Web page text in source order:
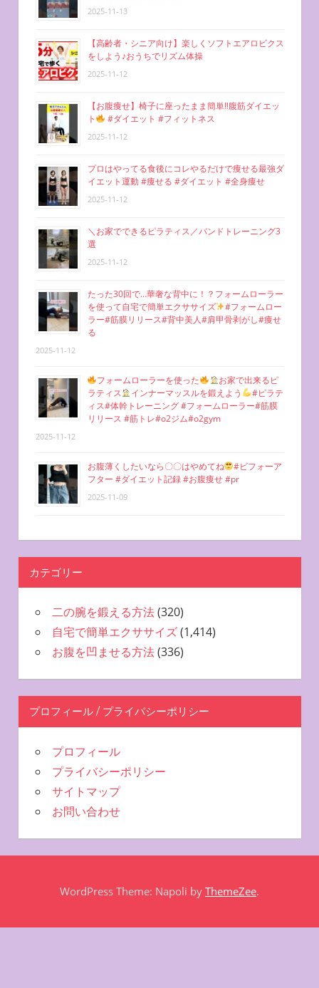
2025-11-13
【高齢者・シニア向け】楽しくソフトエアロビクス
をしよう♪おうちでリズム体操
2025-11-12
【お腹痩せ】椅子に座ったまま簡単‼︎腹筋ダイエッ
ト
#ダイエット #フィットネス
2025-11-12
プロはやってる食後にコレやるだけで痩せる最強ダ
イエット運動 #痩せる #ダイエット #全身痩せ
2025-11-12
＼お家でできるピラティス／バンドトレーニング3
選
2025-11-12
たった30回で…華奢な背中に！？フォームローラー
を使って自宅で簡単エクササイズ
#フォームロー
ラー#筋膜リリース#背中美人#肩甲骨剥がし#痩せ
る
2025-11-12
フォームローラーを使った
お家で出来るピ
ラティス
インナーマッスルを鍛えよう
#ピラテ
ィス#体幹トレーニング #フォームローラー#筋膜
リリース #筋トレ#o2ジム#o2gym
2025-11-12
お腹薄くしたいなら〇〇はやめてね
#ビフォーア
フター #ダイエット記録 #お腹痩せ #pr
2025-11-09
カテゴリー
二の腕を鍛える方法(320)
自宅で簡単エクササイズ(1,414)
お腹を凹ませる方法(336)
プロフィール / プライバシーポリシー
プロフィール
プライバシーポリシー
サイトマップ
お問い合わせ
WordPress Theme: Napoli by ThemeZee.